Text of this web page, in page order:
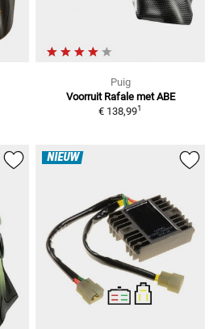
Puig
Voorruit Rafale met ABE
€ 138,991
NIEUW